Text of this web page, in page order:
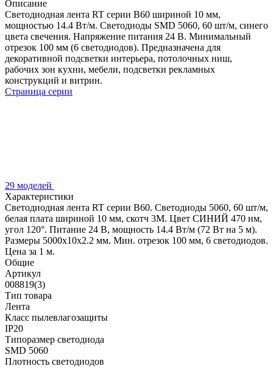
Описание
Светодиодная лента RT серии B60 шириной 10 мм,
мощностью 14.4 Вт/м. Светодиоды SMD 5060, 60 шт/м, синего
цвета свечения. Напряжение питания 24 В. Минимальный
отрезок 100 мм (6 светодиодов). Предназначена для
декоративной подсветки интерьера, потолочных ниш,
рабочих зон кухни, мебели, подсветки рекламных
конструкций и витрин.
Страница серии
29 моделей
Характеристики
Светодиодная лента RT серии B60. Светодиоды 5060, 60 шт/м,
белая плата шириной 10 мм, скотч 3M. Цвет СИНИЙ 470 нм,
угол 120°. Питание 24 В, мощность 14.4 Вт/м (72 Вт на 5 м).
Размеры 5000x10x2.2 мм. Мин. отрезок 100 мм, 6 светодиодов.
Цена за 1 м.
Общие
Артикул
008819(3)
Тип товара
Лента
Класс пылевлагозащиты
IP20
Типоразмер светодиода
SMD 5060
Плотность светодиодов